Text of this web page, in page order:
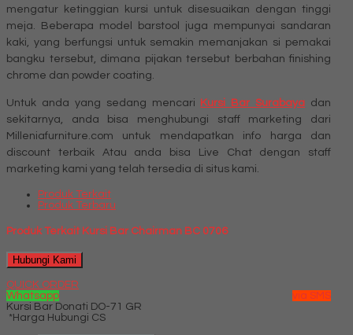
mengatur ketinggian kursi untuk disesuaikan dengan tinggi
meja. Beberapa model barstool juga mempunyai sandaran
kaki, yang berfungsi untuk semakin memanjakan si pemakai
bangku tersebut, dimana pijakan tersebut berbahan finishing
chrome dan powder coating.
Untuk anda yang sedang mencari Kursi Bar Surabaya dan
sekitarnya, anda bisa menghubungi staff marketing dari
Milleniafurniture.com untuk mendapatkan info harga dan
discount terbaik Atau anda bisa Live Chat dengan staff
marketing kami yang telah tersedia di situs kami.
Produk Terkait
Produk Terbaru
Produk Terkait Kursi Bar Chairman BC 0706
Hubungi Kami
QUICK ORDER
Whatsapp
via SMS
Kursi Bar Donati DO-71 GR
*Harga Hubungi CS